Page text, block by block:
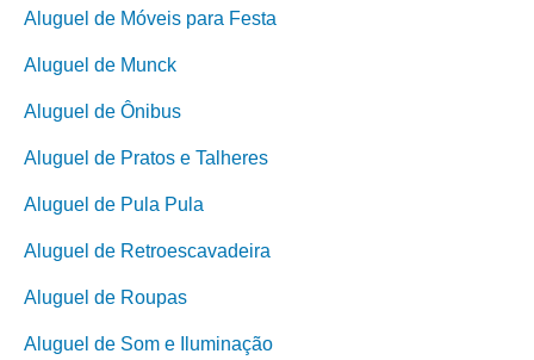
Aluguel de Móveis para Festa
Aluguel de Munck
Aluguel de Ônibus
Aluguel de Pratos e Talheres
Aluguel de Pula Pula
Aluguel de Retroescavadeira
Aluguel de Roupas
Aluguel de Som e Iluminação